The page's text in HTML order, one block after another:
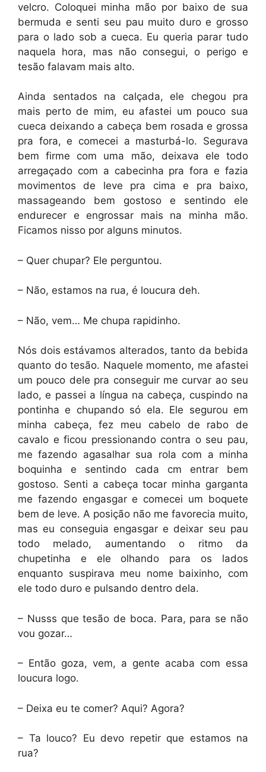
velcro. Coloquei minha mão por baixo de sua
bermuda e senti seu pau muito duro e grosso
para o lado sob a cueca. Eu queria parar tudo
naquela hora, mas não consegui, o perigo e
tesão falavam mais alto.
Ainda sentados na calçada, ele chegou pra
mais perto de mim, eu afastei um pouco sua
cueca deixando a cabeça bem rosada e grossa
pra fora, e comecei a masturbá-lo. Segurava
bem firme com uma mão, deixava ele todo
arregaçado com a cabecinha pra fora e fazia
movimentos de leve pra cima e pra baixo,
massageando bem gostoso e sentindo ele
endurecer e engrossar mais na minha mão.
Ficamos nisso por alguns minutos.
– Quer chupar? Ele perguntou.
– Não, estamos na rua, é loucura deh.
– Não, vem… Me chupa rapidinho.
Nós dois estávamos alterados, tanto da bebida
quanto do tesão. Naquele momento, me afastei
um pouco dele pra conseguir me curvar ao seu
lado, e passei a língua na cabeça, cuspindo na
pontinha e chupando só ela. Ele segurou em
minha cabeça, fez meu cabelo de rabo de
cavalo e ficou pressionando contra o seu pau,
me fazendo agasalhar sua rola com a minha
boquinha e sentindo cada cm entrar bem
gostoso. Senti a cabeça tocar minha garganta
me fazendo engasgar e comecei um boquete
bem de leve. A posição não me favorecia muito,
mas eu conseguia engasgar e deixar seu pau
todo melado, aumentando o ritmo da
chupetinha e ele olhando para os lados
enquanto suspirava meu nome baixinho, com
ele todo duro e pulsando dentro dela.
– Nusss que tesão de boca. Para, para se não
vou gozar…
– Então goza, vem, a gente acaba com essa
loucura logo.
– Deixa eu te comer? Aqui? Agora?
– Ta louco? Eu devo repetir que estamos na
rua?